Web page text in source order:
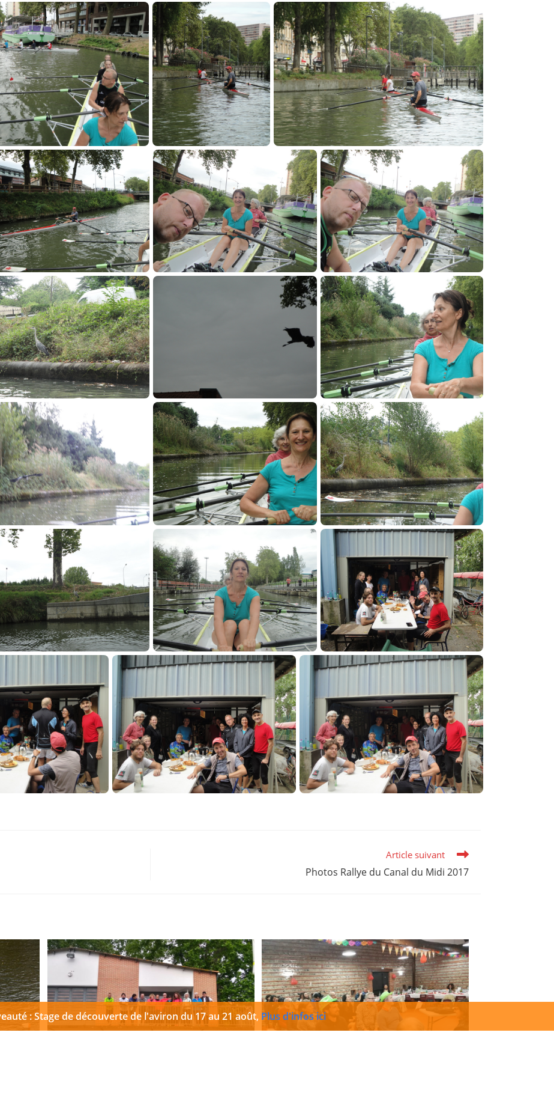
: Stage de découverte de l'aviron du 17 au 21 août, Plus d'infos ici
Article suivant
Photos Rallye du Canal du Midi 2017